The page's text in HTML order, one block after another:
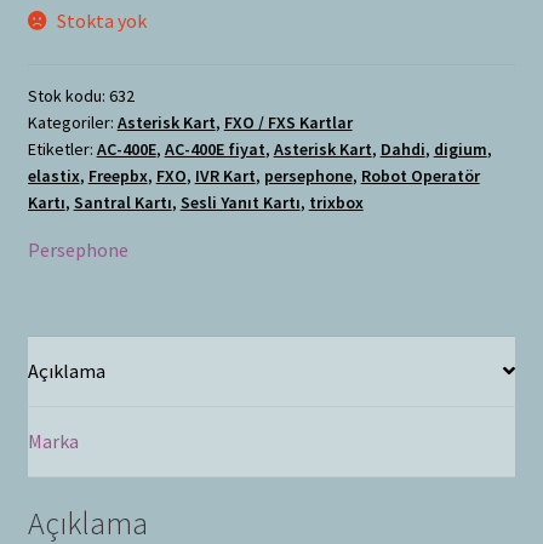
Stokta yok
Stok kodu: 632
Kategoriler: Asterisk Kart, FXO / FXS Kartlar
Etiketler: AC-400E, AC-400E fiyat, Asterisk Kart, Dahdi, digium,
elastix, Freepbx, FXO, IVR Kart, persephone, Robot Operatör
Kartı, Santral Kartı, Sesli Yanıt Kartı, trixbox
Persephone
Açıklama
Marka
Açıklama